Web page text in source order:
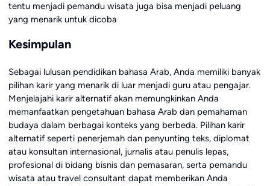
tentu menjadi pemandu wisata juga bisa menjadi peluang
yang menarik untuk dicoba
Kesimpulan
Sebagai lulusan pendidikan bahasa Arab, Anda memiliki banyak
pilihan karir yang menarik di luar menjadi guru atau pengajar.
Menjelajahi karir alternatif akan memungkinkan Anda
memanfaatkan pengetahuan bahasa Arab dan pemahaman
budaya dalam berbagai konteks yang berbeda. Pilihan karir
alternatif seperti penerjemah dan penyunting teks, diplomat
atau konsultan internasional, jurnalis atau penulis lepas,
profesional di bidang bisnis dan pemasaran, serta pemandu
wisata atau travel consultant dapat memberikan Anda